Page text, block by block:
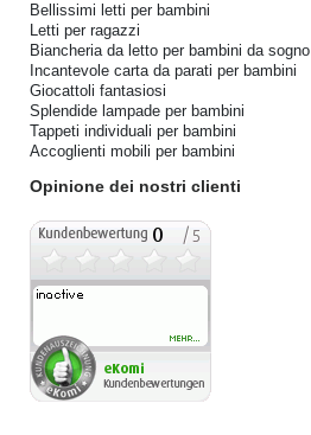
Bellissimi letti per bambini
Letti per ragazzi
Biancheria da letto per bambini da sogno
Incantevole carta da parati per bambini
Giocattoli fantasiosi
Splendide lampade per bambini
Tappeti individuali per bambini
Accoglienti mobili per bambini
Opinione dei nostri clienti